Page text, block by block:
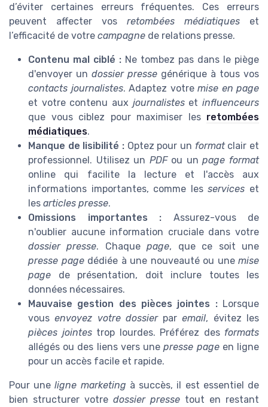
d’éviter certaines erreurs fréquentes. Ces erreurs
peuvent affecter vos retombées médiatiques et
l’efficacité de votre campagne de relations presse.
Contenu mal ciblé : Ne tombez pas dans le piège
d'envoyer un dossier presse générique à tous vos
contacts journalistes. Adaptez votre mise en page
et votre contenu aux journalistesetinfluenceurs
que vous ciblez pour maximiser les retombées
médiatiques.
Manque de lisibilité : Optez pour un formatclair et
professionnel. Utilisez un PDFou unpage format
online qui facilite la lecture et l'accès aux
informations importantes, comme lesservices et
les articles presse.
Omissions importantes : Assurez-vous de
n'oublier aucune information cruciale dans votre
dossier presse. Chaquepage, que ce soit une
presse pagedédiée à une nouveauté ou une mise
page de présentation, doit inclure toutes les
données nécessaires.
Mauvaise gestion des pièces jointes :Lorsque
vousenvoyez votre dossierparemail, évitez les
pièces jointestrop lourdes. Préférez des formats
allégés ou des liens vers unepresse pageen ligne
pour un accès facile et rapide.
Pour uneligne marketing à succès, il est essentiel de
bien structurer votre dossier presse tout en restant